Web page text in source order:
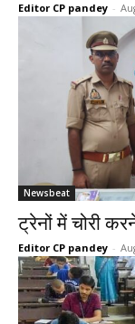
Editor CP pandey -
Newsbeat
ट्रेनों में चोरी
Editor CP pandey -